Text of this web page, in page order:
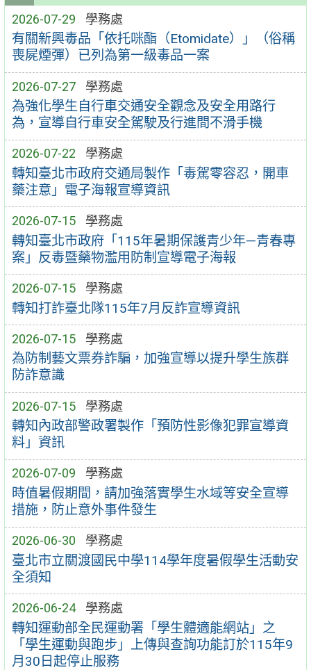
2026-07-29 學務處
有關新興毒品「依托咪酯（Etomidate）」（俗稱
喪屍煙彈）已列為第一級毒品一案
2026-07-27 學務處
為強化學生自行車交通安全觀念及安全用路行
為，宣導自行車安全駕駛及行進間不滑手機
2026-07-22 學務處
轉知臺北市政府交通局製作「毒駕零容忍，開車
藥注意」電子海報宣導資訊
2026-07-15 學務處
轉知臺北市政府「115年暑期保護青少年—青春專
案」反毒暨藥物濫用防制宣導電子海報
2026-07-15 學務處
轉知打詐臺北隊115年7月反詐宣導資訊
2026-07-15 學務處
為防制藝文票券詐騙，加強宣導以提升學生族群
防詐意識
2026-07-15 學務處
轉知內政部警政署製作「預防性影像犯罪宣導資
料」資訊
2026-07-09 學務處
時值暑假期間，請加強落實學生水域等安全宣導
措施，防止意外事件發生
2026-06-30 學務處
臺北市立關渡國民中學114學年度暑假學生活動安
全須知
2026-06-24 學務處
轉知運動部全民運動署「學生體適能網站」之
「學生運動與跑步」上傳與查詢功能訂於115年9
月30日起停止服務